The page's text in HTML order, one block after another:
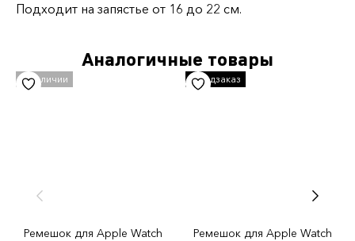
Подходит на запястье от 16 до 22 см.
Аналогичные товары
Ремешок для Apple Watch
Ремешок для Apple Watch